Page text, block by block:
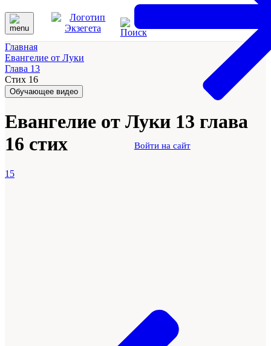
Войти на сайт
Главная
Евангелие от Луки
Глава 13
Стих 16
Обучающее видео
Евангелие от Луки 13 глава
16 стих
15